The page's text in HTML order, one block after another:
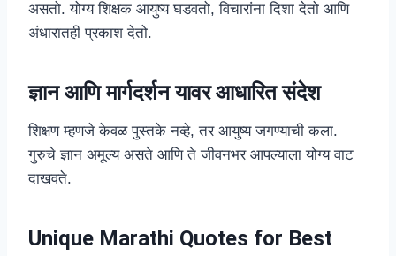
असतो. योग्य शिक्षक आयुष्य घडवतो, विचारांना दिशा देतो आणि
अंधारातही प्रकाश देतो.
ज्ञान आणि मार्गदर्शन यावर आधारित संदेश
शिक्षण म्हणजे केवळ पुस्तके नव्हे, तर आयुष्य जगण्याची कला.
गुरुचे ज्ञान अमूल्य असते आणि ते जीवनभर आपल्याला योग्य वाट
दाखवते.
Unique Marathi Quotes for Best